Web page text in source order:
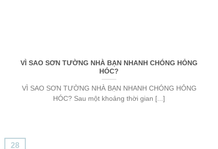
VÌ SAO SƠN TƯỜNG NHÀ BẠN NHANH CHÓNG HỎNG
HÓC?
VÌ SAO SƠN TƯỜNG NHÀ BẠN NHANH CHÓNG HỎNG
HÓC? Sau một khoảng thời gian [...]
28